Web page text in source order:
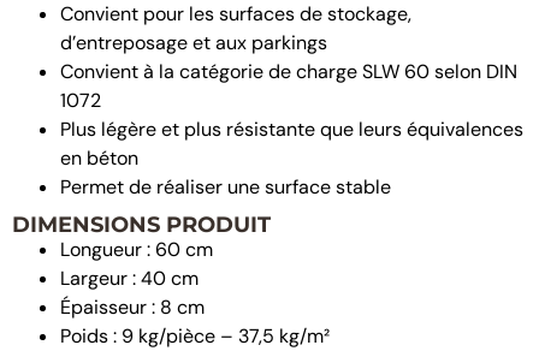
Convient pour les surfaces de stockage,
d’entreposage et aux parkings
Convient à la catégorie de charge SLW 60 selon DIN
1072
Plus légère et plus résistante que leurs équivalences
en béton
Permet de réaliser une surface stable
DIMENSIONS PRODUIT
Longueur : 60 cm
Largeur : 40 cm
Épaisseur : 8 cm
Poids : 9 kg/pièce – 37,5 kg/m²